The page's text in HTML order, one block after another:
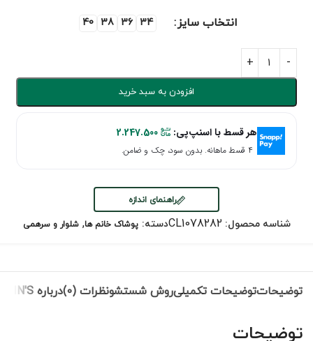
انتخاب سایز 34
36
38
40
افزودن به سبد خرید
هر قسط با اسنپ‌پی: 2.247.500
۴ قسط ماهانه. بدون سود، چک و ضامن.
راهنمای اندازه
شناسه محصول: CL1078282دسته: پوشاک خانم ها, شلوار و سرهمی
توضیحاتتوضیحات تکمیلیروش شستشونظرات (0) درباره COLIN'S
توضیحات